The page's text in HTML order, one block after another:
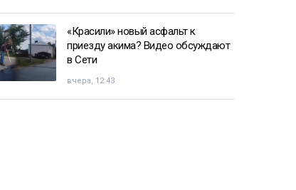
«Красили» новый асфальт к
приезду акима? Видео обсуждают
в Сети
вчера, 12:43